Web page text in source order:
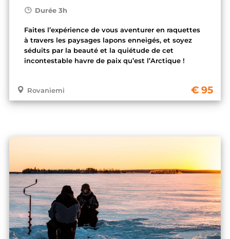
Durée 3h
Faites l’expérience de vous aventurer en raquettes
à travers les paysages lapons enneigés, et soyez
séduits par la beauté et la quiétude de cet
incontestable havre de paix qu’est l’Arctique !
Rovaniemi 95